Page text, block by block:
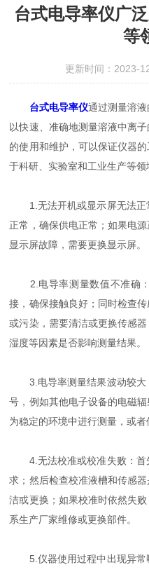
台式电导率仪广
等
更新时间：
台式电导率仪通过测量溶
以快速、准确地测量溶液中离
的使用和维护，可以保证仪器
于科研、实验室和工业生产等领
1.无法开机或显示屏无法正
正常，确保供电正常；如果电
显示屏故障，需要更换显示屏。
2.电导率测量数值不准确：
接，确保接触良好；同时检查
或污染，需要清洁或更换传感
湿度等因素是否影响测量结果。
3.电导率测量结果波动较大
号，例如其他电子设备的电磁
为稳定的环境中进行测量，或
4.无法校准或校准失败：首
求；然后检查校准液槽和传感
洁或更换；如果校准时依然失
系生产厂家维修或更换部件。
5.仪器使用过程中出现异常